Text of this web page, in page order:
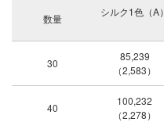
数量
シルク1色（A）
30
85,239
（2,583）
40
100,232
（2,278）